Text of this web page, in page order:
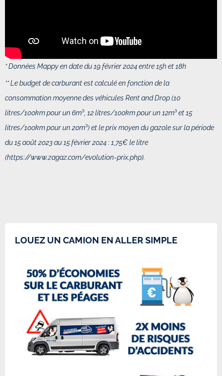
* Données Mappy en date du 19 février 2024 entre 15h et 18h
** Le budget de carburant est calculé en fonction dela
consommation moyenne des véhicules Rent and Drop (10
litres/100km pour un 6m³ , 12 litres/100km pour un 12m³et 15
litres/100km pour un 20m³) etle prix moyen du gazole sur la période
du 15 août 2023 au 15 février 2024 : 1,75€ le litre
(https://www.zagaz.com/evolution-prix.php).
LOUEZ UN CAMION EN ALLER SIMPLE